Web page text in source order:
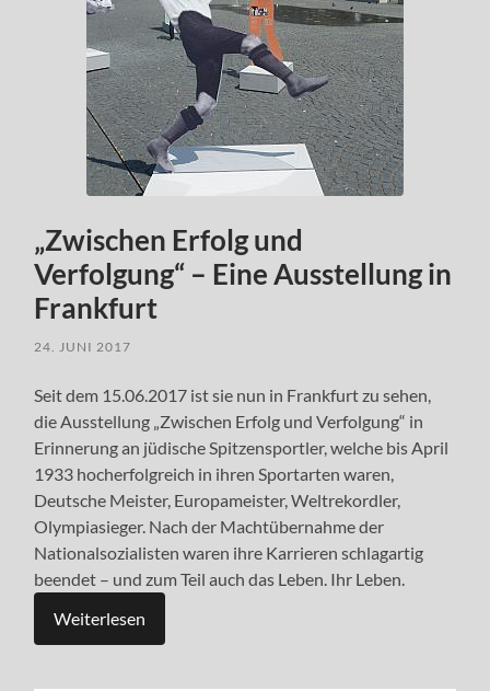
„Zwischen Erfolg und
Verfolgung“ – Eine Ausstellung in
Frankfurt
24. JUNI 2017
Seit dem 15.06.2017 ist sie nun in Frankfurt zu sehen,
die Ausstellung „Zwischen Erfolg und Verfolgung“ in
Erinnerung an jüdische Spitzensportler, welche bis April
1933 hocherfolgreich in ihren Sportarten waren,
Deutsche Meister, Europameister, Weltrekordler,
Olympiasieger. Nach der Machtübernahme der
Nationalsozialisten waren ihre Karrieren schlagartig
beendet – und zum Teil auch das Leben. Ihr Leben.
Weiterlesen